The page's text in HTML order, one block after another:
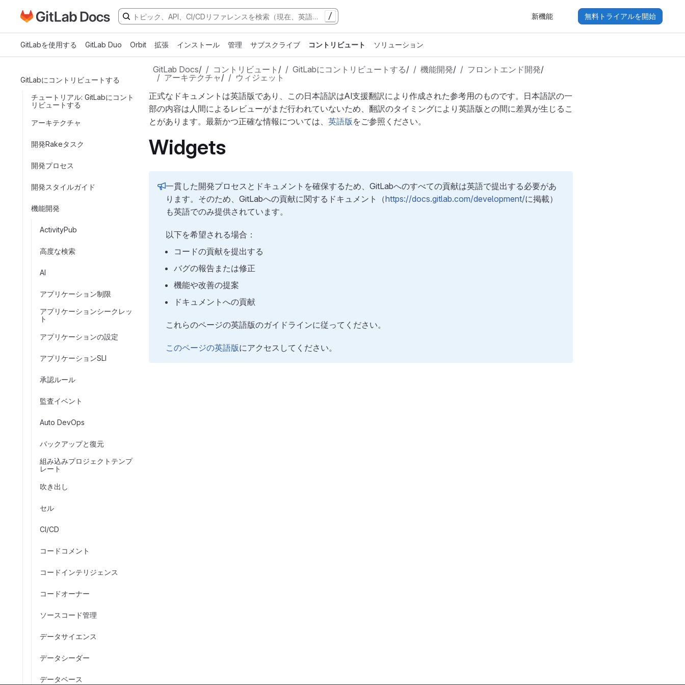
メインコンテンツにスキップ
GitLabドキュメントのホームページに移動 / 新機能 無料トライアルを開始
GitLabを使用する GitLab Duo Orbit 拡張 インストール 管理 サブスクライブ コントリビュート ソリューション
GitLabにコントリビュートする
チュートリアル: GitLabにコント
リビュートする
アーキテクチャ
開発Rakeタスク
開発プロセス
開発スタイルガイド
機能開発
ActivityPub
高度な検索
AI
アプリケーション制限
アプリケーションシークレッ
ト
アプリケーションの設定
アプリケーションSLI
承認ルール
監査イベント
Auto DevOps
バックアップと復元
組み込みプロジェクトテンプ
レート
吹き出し
セル
CI/CD
コードコメント
コードインテリジェンス
コードオーナー
ソースコード管理
データサイエンス
データシーダー
データベース
GitLab Docs/ コントリビュート / GitLabにコントリビュートする/ 機能開発/ フロントエンド開発/
アーキテクチャ/
ウィジェット
正式なドキュメントは英語版であり、この日本語訳はAI支援翻訳により作成された参考用のものです。日本語訳の一
部の内容は人間によるレビューがまだ行われていないため、翻訳のタイミングにより英語版との間に差異が生じるこ
とがあります。最新かつ正確な情報については、 英語版 をご参照ください。
Widgets
一貫した開発プロセスとドキュメントを確保するため、GitLabへのすべての貢献は英語で提出する必要があ
ります。そのため、GitLabへの貢献に関するドキュメント（https://docs.gitlab.com/development/に掲載）
も英語でのみ提供されています。
以下を希望される場合：
コードの貢献を提出する
バグの報告または修正
機能や改善の提案
ドキュメントへの貢献
これらのページの英語版のガイドラインに従ってください。
このページの英語版にアクセスしてください。